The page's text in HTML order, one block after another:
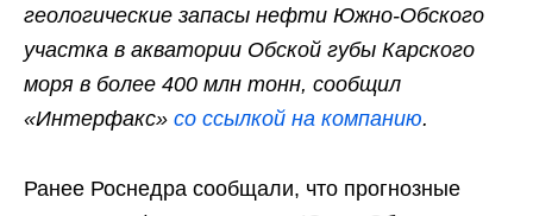
геологические запасы нефти Южно-Обского
участка в акватории Обской губы Карского
моря в более 400 млн тонн, сообщил
«Интерфакс» со ссылкой на компанию.
Ранее Роснедра сообщали, что прогнозные